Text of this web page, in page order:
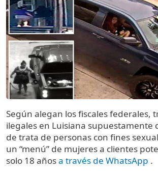
Según alegan los fiscales federales,
ilegales en Luisiana supuestamente
de trata de personas con fines
un “menú” de mujeres a clientes
solo 18 añosa través de WhatsApp .